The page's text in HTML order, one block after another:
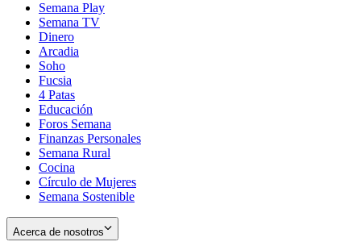
Semana Play
Semana TV
Dinero
Arcadia
Soho
in
new
window
Fucsia
in
new
window
4 Patas
Educación
Foros Semana
Finanzas Personales
Semana Rural
Cocina
Círculo de Mujeres
Semana Sostenible
Acerca de nosotros